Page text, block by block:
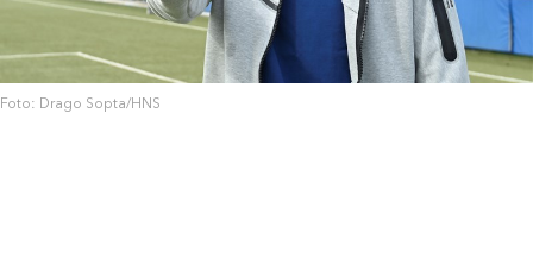
Foto: Drago Sopta/HNS